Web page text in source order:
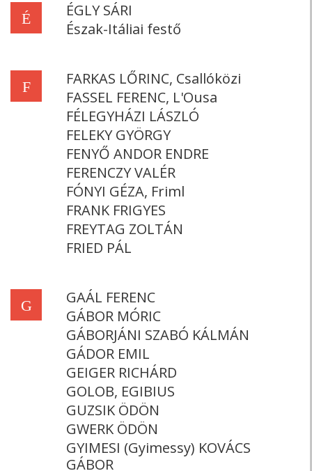
É
ÉGLY SÁRI
Észak-Itáliai festő
F
FARKAS LŐRINC, Csallóközi
FASSEL FERENC, L'Ousa
FÉLEGYHÁZI LÁSZLÓ
FELEKY GYÖRGY
FENYŐ ANDOR ENDRE
FERENCZY VALÉR
FÓNYI GÉZA, Friml
FRANK FRIGYES
FREYTAG ZOLTÁN
FRIED PÁL
G
GAÁL FERENC
GÁBOR MÓRIC
GÁBORJÁNI SZABÓ KÁLMÁN
GÁDOR EMIL
GEIGER RICHÁRD
GOLOB, EGIBIUS
GUZSIK ÖDÖN
GWERK ÖDÖN
GYIMESI (Gyimessy) KOVÁCS
GÁBOR